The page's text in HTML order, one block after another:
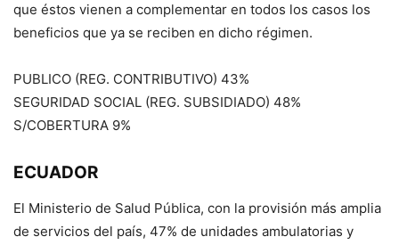
que éstos vienen a complementar en todos los casos los
beneficios que ya se reciben en dicho régimen.
PUBLICO (REG. CONTRIBUTIVO) 43%
SEGURIDAD SOCIAL (REG. SUBSIDIADO) 48%
S/COBERTURA 9%
ECUADOR
El Ministerio de Salud Pública, con la provisión más amplia
de servicios del país, 47% de unidades ambulatorias y